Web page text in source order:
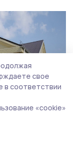
свое
в соответствии
«cookie»